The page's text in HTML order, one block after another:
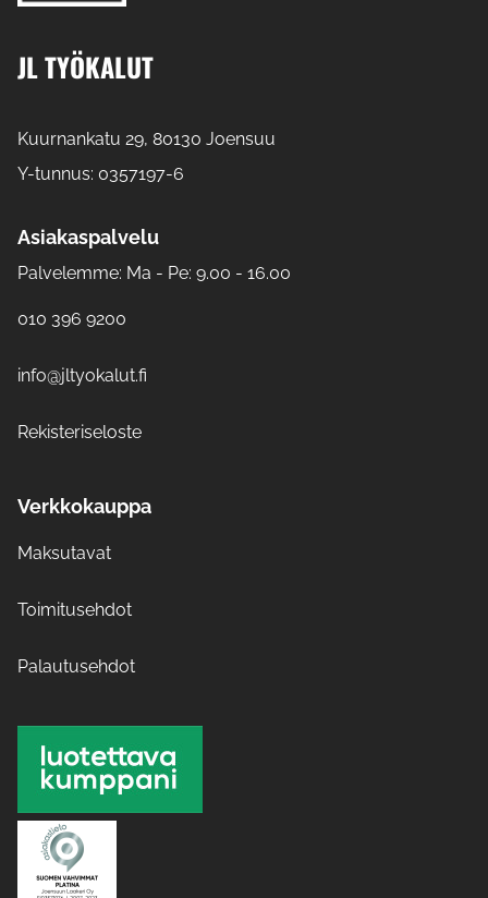
JL TYÖKALUT
Kuurnankatu 29, 80130 Joensuu
Y-tunnus: 0357197-6
Asiakaspalvelu
Palvelemme: Ma - Pe: 9.00 - 16.00
010 396 9200
info@jltyokalut.fi
Rekisteriseloste
Verkkokauppa
Maksutavat
Toimitusehdot
Palautusehdot